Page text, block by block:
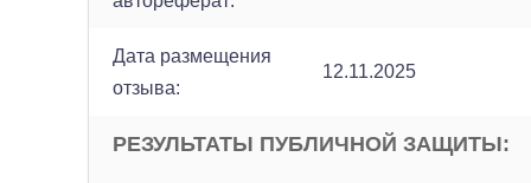
Дата размещения
отзыва:
12.11.2025
РЕЗУЛЬТАТЫ ПУБЛИЧНОЙ ЗАЩИТЫ: